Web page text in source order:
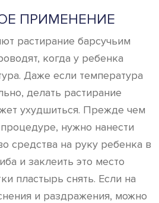
ПРИМЕНЕНИЕ
растирание барсучьим
когда у ребенка
Даже если температура
делать растирание
ухудшиться. Прежде чем
нужно нанести
средства на руку ребенка в
и заклеить это место
пластырь снять. Если на
и раздражения, можно